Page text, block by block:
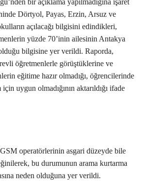
bir açıklama yapılmadığına işaret
Dörtyol, Payas, Erzin, Arsuz ve
açılacağı bilgisini edindikleri,
yüzde 70’inin ailesinin Antakya
bilgisine yer verildi. Raporda,
öğretmenlerle görüştüklerine ve
eğitime hazır olmadığı, öğrencilerinde
uygun olmadığının aktarıldığı ifade
operatörlerinin asgari düzeyde bile
bu durumunun arama kurtarma
neden olduğuna yer verildi.